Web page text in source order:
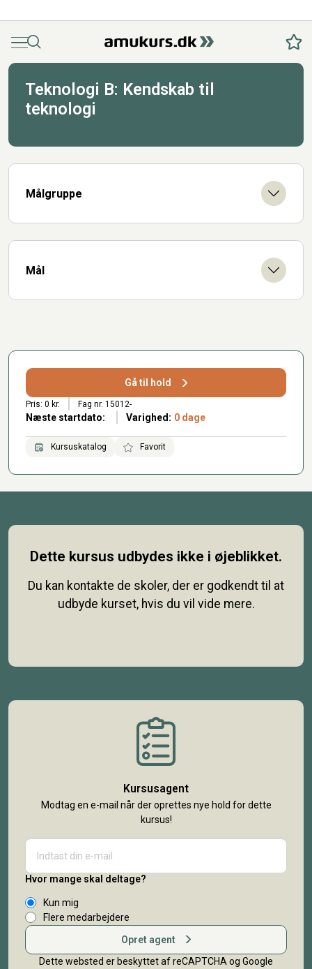
MenuSøg
Teknologi B: Kendskab til
teknologi
Målgruppe
Mål
Gå til hold
Pris: 0 kr. Fag nr. 15012-
Næste startdato: Varighed: 0 dage
Kursuskatalog Favorit
Dette kursus udbydes ikke i øjeblikket.
Du kan kontakte de skoler, der er godkendt til at
udbyde kurset, hvis du vil vide mere.
Kursusagent
Modtag en e-mail når der oprettes nye hold for dette
kursus!
Hvor mange skal deltage?
Kun mig
Flere medarbejdere
Opret agent
Dette websted er beskyttet af reCAPTCHA og Google